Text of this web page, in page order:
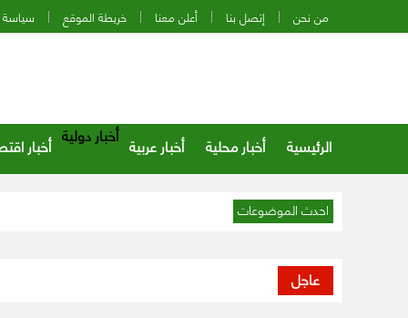
من نحن إتصل بنا أعلن معنا خريطة الموقع
الرئيسية أخبار محلية أخبار عربية أخبار دولية أخبار
احدث الموضوعات
عاجل